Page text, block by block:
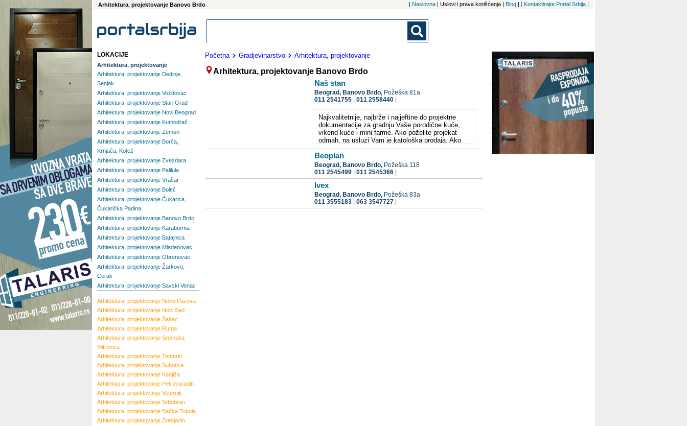
Arhitektura, projektovanje Banovo Brdo | Naslovna | Uslovi i prava korišćenja | Blog | | Kontaktirajte Portal Srbija |
Početna Gradjevinarstvo Arhitektura, projektovanje
Arhitektura, projektovanje Banovo Brdo
Naš stan
Beograd, Banovo Brdo, Požeška 81a
011 2541755 |011 2558440
Najkvalitetnije, najbrže i najjeftine do projektne
dokumentacije za gradnju Vaše porodične kuće,
vikend kuće i mini farme. Ako poželite projekat
odmah, na usluzi Vam je katološka prodaja. Ako
imate zasebne zahteve, uradićemo projekat po
želji. Investiciono projektovanje je takođe naša
specijalnost. Vršimo tehničku kontrolu projekata i
direktan nadzor. Postojimo na tržištu 32 godine.
Beoplan
Beograd, Banovo Brdo, Požeška 118
011 2545499 |011 2545366
Ivex
Beograd, Banovo Brdo, Požeška 83a
011 3555183 |063 3547727
LOKACIJE
Arhitektura, projektovanje
Arhitektura, projektovanje Dedinje,
Senjak
Arhitektura, projektovanje Voždovac
Arhitektura, projektovanje Stari Grad
Arhitektura, projektovanje Novi Beograd
Arhitektura, projektovanje Kumodraž
Arhitektura, projektovanje Zemun
Arhitektura, projektovanje Borča,
Krnjača, Kotež
Arhitektura, projektovanje Zvezdara
Arhitektura, projektovanje Palilula
Arhitektura, projektovanje Vračar
Arhitektura, projektovanje Boleč
Arhitektura, projektovanje Čukarica,
Čukarička Padina
Arhitektura, projektovanje Banovo Brdo
Arhitektura, projektovanje Karaburma
Arhitektura, projektovanje Batajnica
Arhitektura, projektovanje Mladenovac
Arhitektura, projektovanje Obrenovac
Arhitektura, projektovanje Žarkovo,
Cerak
Arhitektura, projektovanje Savski Venac
Arhitektura, projektovanje Nova Pazova
Arhitektura, projektovanje Novi Sad
Arhitektura, projektovanje Šabac
Arhitektura, projektovanje Ruma
Arhitektura, projektovanje Sremska
Mitrovica
Arhitektura, projektovanje Temerin
Arhitektura, projektovanje Subotica
Arhitektura, projektovanje Kanjiža
Arhitektura, projektovanje Petrovaradin
Arhitektura, projektovanje Veternik
Arhitektura, projektovanje Srbobran
Arhitektura, projektovanje Bačka Topola
Arhitektura, projektovanje Zrenjanin